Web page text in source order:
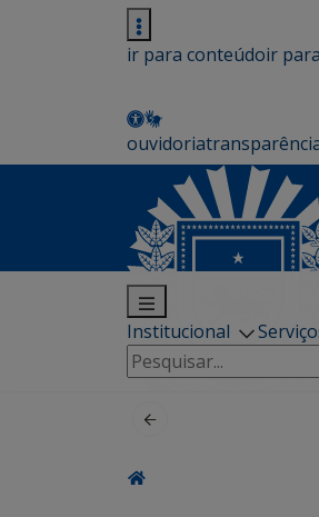
ir para conteúdoir
ouvidoria
Institucional
Pesquisar
por: